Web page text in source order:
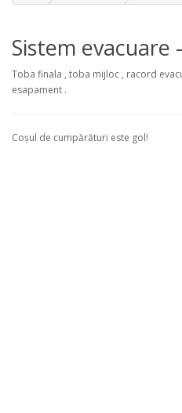
Sistem evacuare
Toba finala , toba mijloc , racord
esapament .
Coșul de cumpărături este gol!